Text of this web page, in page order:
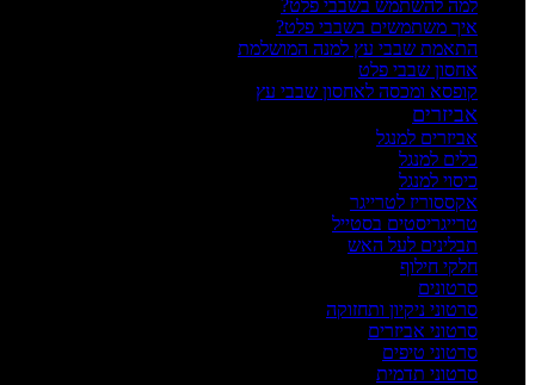
למה להשתמש בשבבי פלט?
איך משתמשים בשבבי פלט?
התאמת שבבי עץ למנה המושלמת
אחסון שבבי פלט
קופסא ומכסה לאחסון שבבי עץ
אביזרים
אביזרים למנגל
כלים למנגל
כיסוי למנגל
אקססוריז לטרייגר
טרייגריסטים בסטייל
תבלינים לעל האש
חלקי חילוף
סרטונים
סרטוני ניקיון ותחזוקה
סרטוני אביזרים
סרטוני טיפים
סרטוני תדמית